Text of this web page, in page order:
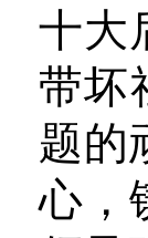
十大
带坏
题的
心，